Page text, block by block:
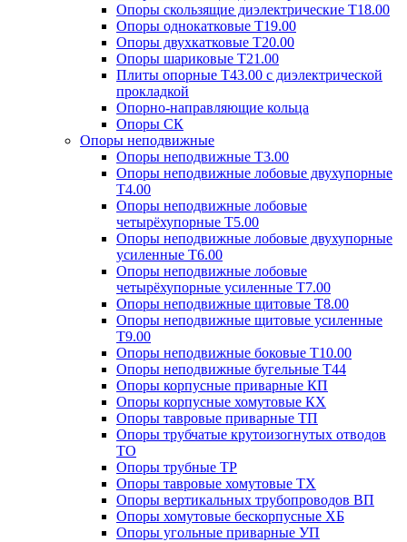
Опоры скользящие диэлектрические Т18.00
Опоры однокатковые Т19.00
Опоры двухкатковые Т20.00
Опоры шариковые Т21.00
Плиты опорные Т43.00 с диэлектрической
прокладкой
Опорно-направляющие кольца
Опоры СК
Опоры неподвижные
Опоры неподвижные Т3.00
Опоры неподвижные лобовые двухупорные
Т4.00
Опоры неподвижные лобовые
четырёхупорные Т5.00
Опоры неподвижные лобовые двухупорные
усиленные Т6.00
Опоры неподвижные лобовые
четырёхупорные усиленные Т7.00
Опоры неподвижные щитовые Т8.00
Опоры неподвижные щитовые усиленные
Т9.00
Опоры неподвижные боковые Т10.00
Опоры неподвижные бугельные Т44
Опоры корпусные приварные КП
Опоры корпусные хомутовые КХ
Опоры тавровые приварные ТП
Опоры трубчатые крутоизогнутых отводов
ТО
Опоры трубные ТР
Опоры тавровые хомутовые ТХ
Опоры вертикальных трубопроводов ВП
Опоры хомутовые бескорпусные ХБ
Опоры угольные приварные УП